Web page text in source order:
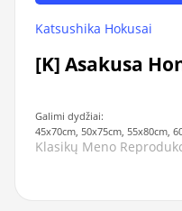
Katsushika Hokusai
[K] Asakusa
Galimi dydžiai:
45x70cm, 50x75cm, 55x80cm,
Klasikų Meno